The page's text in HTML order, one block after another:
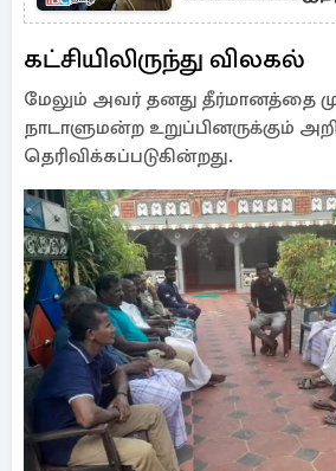
கட்சியிலிருந்து விலகல்
மேலும் அவர் தனது தீர்மானத்தை
நாடாளுமன்ற உறுப்பினருக்கும்
தெரிவிக்கப்படுகின்றது.